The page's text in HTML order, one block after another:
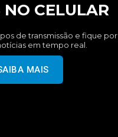
CELULAR
de transmissão e fique por
em tempo real.
MAIS